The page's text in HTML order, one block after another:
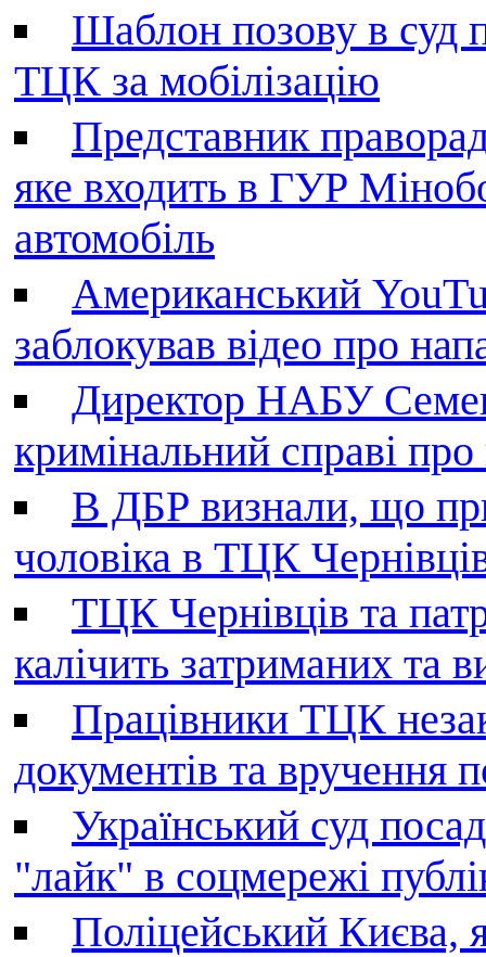
Шаблон позову в суд
ТЦК за мобілізацію
Представник
яке входить в ГУР
автомобіль
Американський
заблокував відео про
Директор НАБУ
кримінальний справі
В ДБР визнали, що
чоловіка в ТЦК Чернівців
ТЦК Чернівців та
калічить затриманих та
Працівники ТЦК
документів та вручення
Український суд
"лайк" в соцмережі
Поліцейський Києва,